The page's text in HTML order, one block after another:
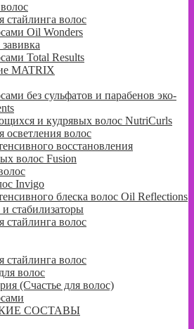
стайлинга волос
Oil Wonders
Total Results
MATRIX
без сульфатов и парабенов эко-
и кудрявых волос NutriCurls
осветления волос
восстановления
волос Fusion
Invigo
блеска волос Oil Reflections
стабилизаторы
стайлинга волос
стайлинга волос
волос
(Счастье для волос)
СОСТАВЫ